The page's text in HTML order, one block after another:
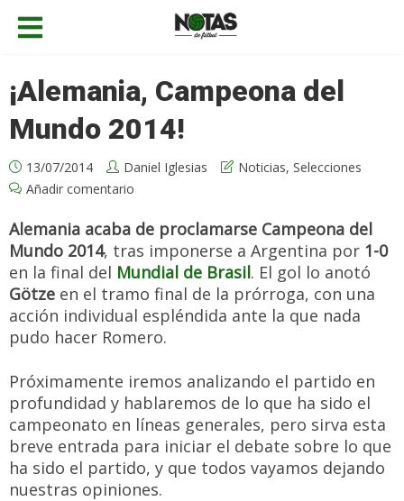
¡Alemania, Campeona del
Mundo 2014!
13/07/2014 Daniel Iglesias Noticias, Selecciones
Añadir comentario
Alemania acaba de proclamarse Campeona del
Mundo 2014, tras imponerse a Argentina por 1-0
en la final del Mundial de Brasil. El gol lo anotó
Götze en el tramo final de la prórroga, con una
acción individual espléndida ante la que nada
pudo hacer Romero.
Próximamente iremos analizando el partido en
profundidad y hablaremos de lo que ha sido el
campeonato en líneas generales, pero sirva esta
breve entrada para iniciar el debate sobre lo que
ha sido el partido, y que todos vayamos dejando
nuestras opiniones.